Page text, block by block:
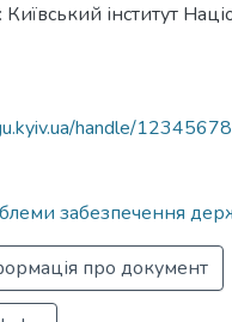
інститут
handle/
забезпечення
про документ